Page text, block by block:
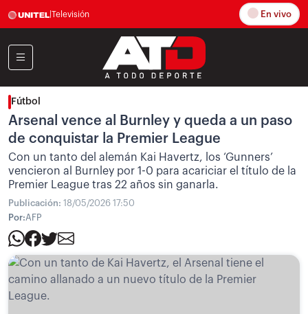
Televisión En vivo
Fútbol
Arsenal vence al Burnley y queda a un paso
de conquistar la Premier League
Con un tanto del alemán Kai Havertz, los ‘Gunners’
vencieron al Burnley por 1-0 para acariciar el título de la
Premier League tras 22 años sin ganarla.
Publicación: 18/05/2026 17:50
Por:AFP